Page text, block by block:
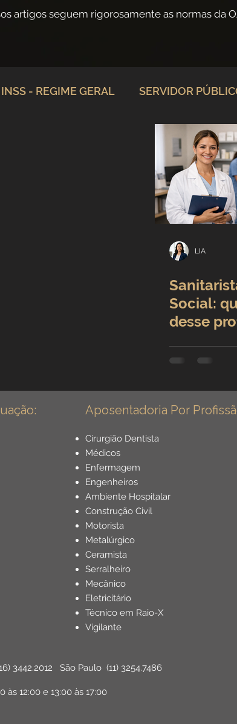
artigos seguem rigorosamente as normas da
INSS - REGIME GERAL SERVIDOR
Direito
Benefícios por
Direitos Sociais
Aposentadoria
LIA
Social:
desse
Aposentadoria Por
Cirurgião Dentista
Médicos
Enfermagem
Engenheiros
Ambiente Hospitalar
Construção Civil
Motorista
Metalúrgico
Ceramista
Serralheiro
Mecânico
Eletricitário
Técnico em Raio-X
Vigilante
3442.2012 São Paulo (11) 3254.7486
às 12:00 e 13:00 às 17:00